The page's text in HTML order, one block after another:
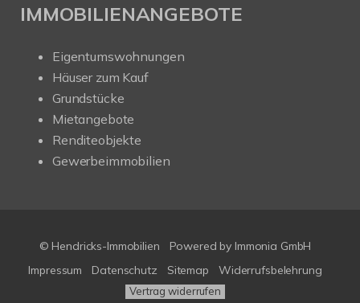
IMMOBILIENANGEBOTE
Eigentumswohnungen
Häuser zum Kauf
Grundstücke
Mietangebote
Renditeobjekte
Gewerbeimmobilien
© Hendricks-Immobilien
Powered by Immonia GmbH
Impressum
Datenschutz Sitemap Widerrufsbelehrung
Vertrag widerrufen